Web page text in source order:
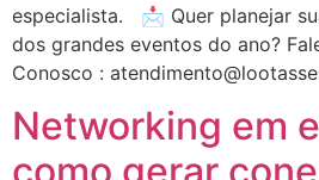
especialista. 📩 Quer planejar
dos grandes eventos do ano?
Conosco :
Networking em